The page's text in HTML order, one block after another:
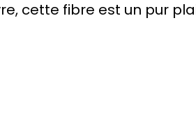
rideau en lin cette fois.
vous toujours aussi